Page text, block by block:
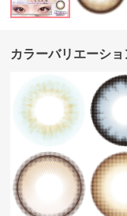
カラーバリエーショ